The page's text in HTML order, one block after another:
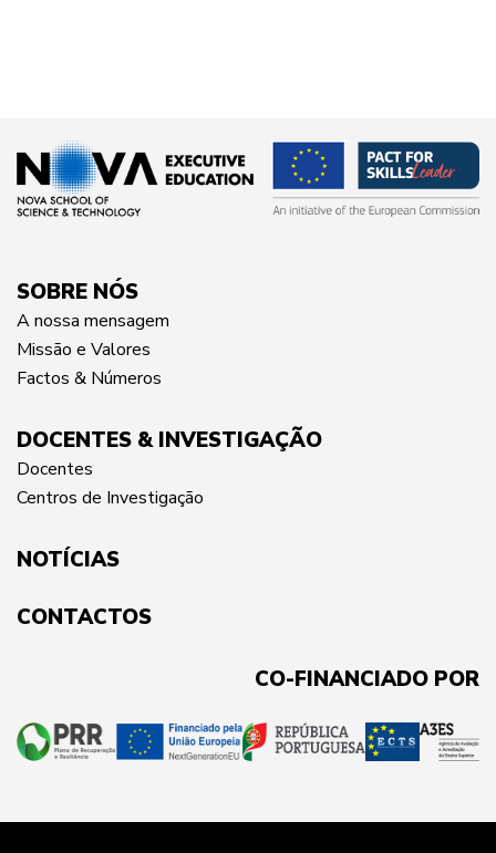
SOBRE NÓS
A nossa mensagem
Missão e Valores
Factos & Números
DOCENTES & INVESTIGAÇÃO
Docentes
Centros de Investigação
NOTÍCIAS
CONTACTOS
CO-FINANCIADO POR